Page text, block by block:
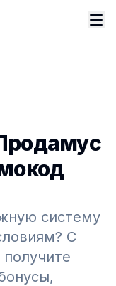
систему
С